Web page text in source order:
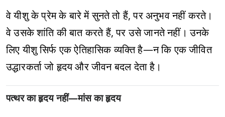
वे यीशु के प्रेम के बारे में सुनते तो हैं, पर अनुभव नहीं करते।
वे उसके शांति की बात करते हैं, पर उसे जानते नहीं। उनके
लिए यीशु सिर्फ एक ऐतिहासिक व्यक्ति है—न कि एक जीवित
उद्धारकर्ता जो हृदय और जीवन बदल देता है।
पत्थर का हृदय नहीं—मांस का हृदय